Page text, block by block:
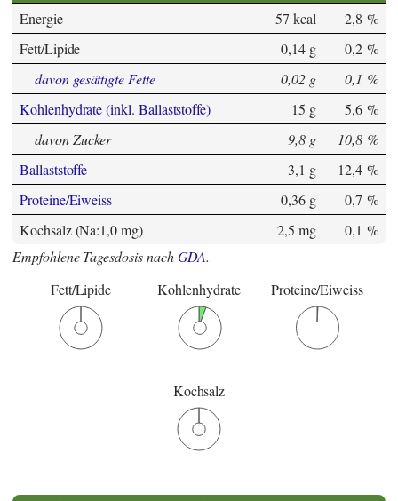
Energie 57 kcal
2,8 %
Fett/Lipide
0,14 g
0,2 %
davon gesättigte Fette
0,02 g
0,1 %
Kohlenhydrate (inkl. Ballaststoffe)
15 g
5,6 %
davon Zucker
9,8 g
10,8 %
Ballaststoffe
3,1 g
12,4 %
Proteine/Eiweiss
0,36 g
0,7 %
Kochsalz (Na:1,0 mg)
2,5 mg
0,1 %
Empfohlene Tagesdosis nachGDA.
Fett/Lipide
Kohlenhydrate Proteine/Eiweiss
Kochsalz